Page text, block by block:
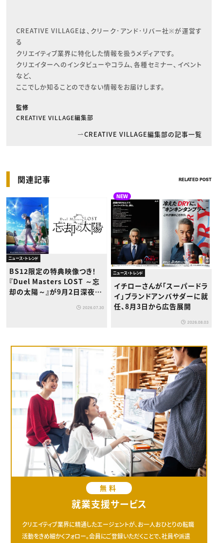
CREATIVE VILLAGEは、クリーク･アンド･リバー社※が運営す
る
クリエイティブ業界に特化した情報を扱うメディアです。
クリエイターへのインタビューやコラム、各種セミナー、イベント
など、
ここでしか知ることのできない情報をお届けします。
監修
CREATIVE VILLAGE編集部
CREATIVE VILLAGE編集部の記事一覧
関連記事 RELATED POST
ニュース・トレンド
BS12限定の特典映像つき！
『Duel Masters LOST ～忘
却の太陽～』が9月2日深夜か
2026.07.30
NEW
ニュース・トレンド
イチローさんが「スーパードラ
イ」ブランドアンバサダーに就
任、8月3日から広告展開
2026.08.03
無料
就業支援サービス
クリエイティブ業界に精通したエージェントが、お一人おひとりの転職
活動をきめ細かくフォロー。会員にご登録いただくことで、社員や派遣